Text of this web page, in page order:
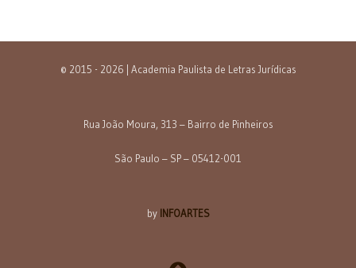
© 2015 - 2026 | Academia Paulista de Letras Jurídicas
Rua João Moura, 313 – Bairro de Pinheiros
São Paulo – SP – 05412-001
by INFOARTES